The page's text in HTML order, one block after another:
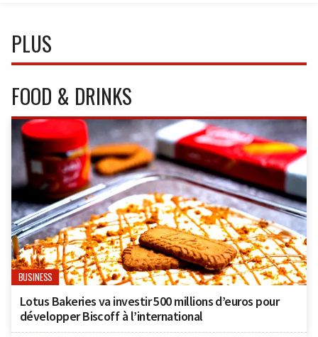
PLUS
FOOD & DRINKS
BUSINESS
Lotus Bakeries va investir 500 millions d’euros pour
développer Biscoff à l’international